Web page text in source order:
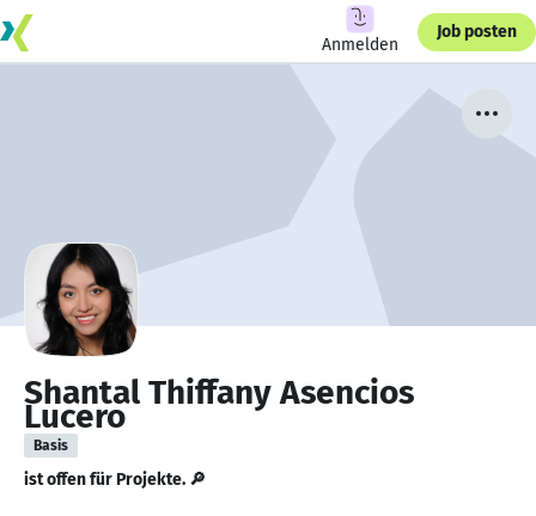
Anmelden
Job posten
Shantal Thiffany Asencios
Lucero
Basis
ist offen für Projekte. 🔎